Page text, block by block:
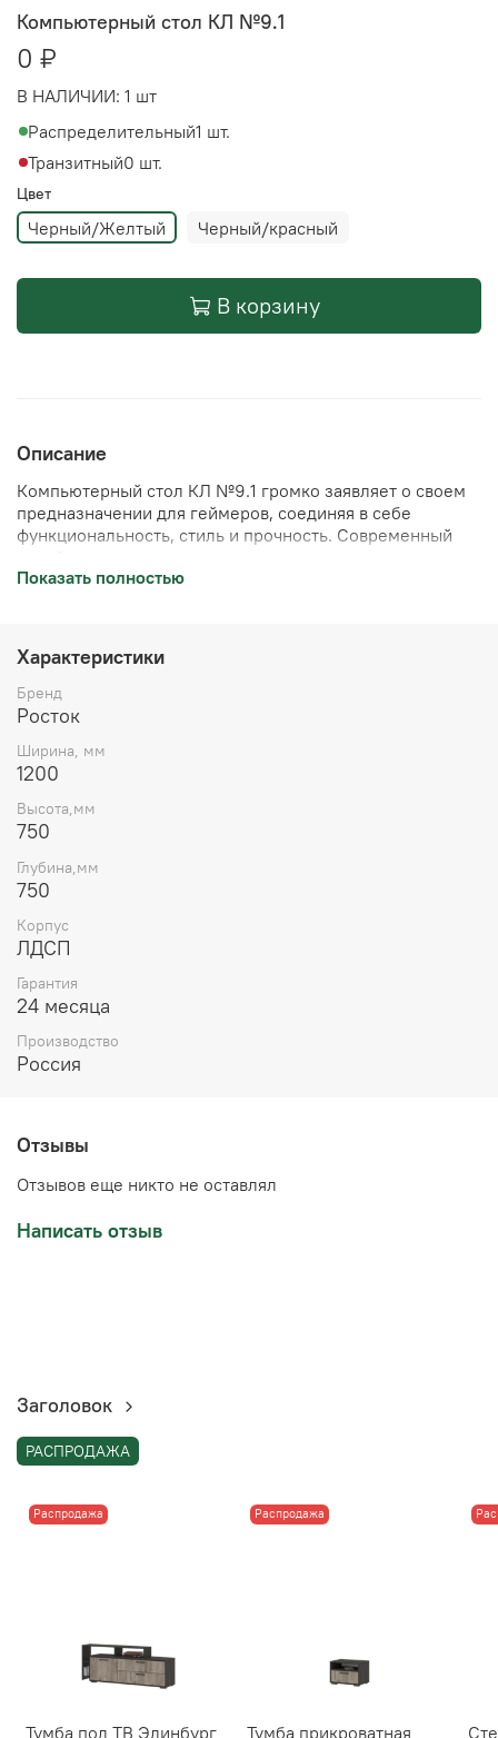
Компьютерный стол КЛ №9.1
0 ₽
В НАЛИЧИИ: 1 шт
Распределительный1 шт.
Транзитный0 шт.
Цвет
Черный/Желтый Черный/красный
В корзину
Описание
Компьютерный стол КЛ №9.1 громко заявляет о своем
предназначении для геймеров, соединяя в себе
функциональность, стиль и прочность. Современный
красным или желтым акцентом, оживляет обстановку
поверхность для установки мониторов, клавиатуры и
другого оборудования.
В основании стола находятся прочные металлические
непоколебимую основу. Они обеспечивают
превосходную опору и предотвращают опрокидывание,
гарантируя стабильность даже во время напряженных
игровых сессий. Нескользящие ножки дополнительно
повышают устойчивость стола, обеспечивая
комфортную работу без отвлекающих колебаний.
Показать полностью
Характеристики
Бренд
Росток
Ширина, мм
1200
Высота,мм
750
Глубина,мм
750
Корпус
ЛДСП
Гарантия
24 месяца
Производство
Россия
Отзывы
Отзывов еще никто не оставлял
Написать отзыв
Заголовок
РАСПРОДАЖА
Распродажа
Тумба под ТВ Эдинбург
Распродажа
Тумба прикроватная